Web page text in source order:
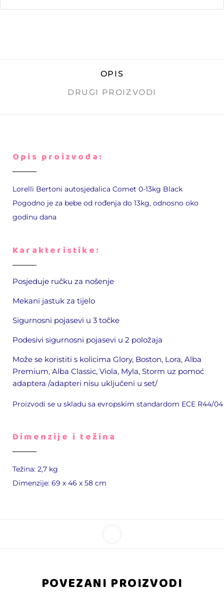
OPIS
DRUGI PROIZVODI
Opis proizvoda:
Lorelli Bertoni autosjedalica Comet 0-13kg Black
Pogodno je za bebe od rođenja do 13kg, odnosno oko
godinu dana
Karakteristike:
Posjeduje ručku za nošenje
Mekani jastuk za tijelo
Sigurnosni pojasevi u 3 točke
Podesivi sigurnosni pojasevi u 2 položaja
Može se koristiti s kolicima Glory, Boston, Lora, Alba
Premium, Alba Classic, Viola, Myla, Storm uz pomoć
adaptera /adapteri nisu uključeni u set/
Proizvodi se u skladu sa evropskim standardom ECE R44/04
Dimenzije i težina
Težina: 2,7 kg
Dimenzije: 69 x 46 x 58 cm
POVEZANI PROIZVODI